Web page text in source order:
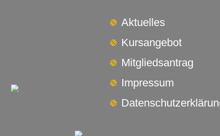
Aktuelles
Kursangebot
Mitgliedsantrag
Impressum